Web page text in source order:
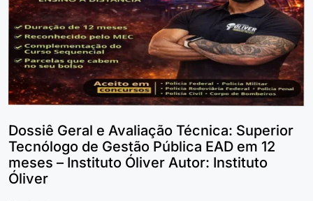
Dossiê Geral e Avaliação Técnica: Superior
Tecnólogo de Gestão Pública EAD em 12
meses – Instituto Óliver Autor: Instituto
Óliver